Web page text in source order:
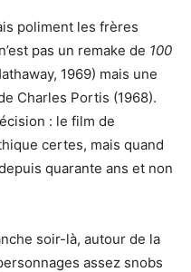
poliment les frères
pas un remake de 100
1969) mais une
Charles Portis (1968).
: le film de
certes, mais quand
quarante ans et non
soir-là, autour de la
assez snobs